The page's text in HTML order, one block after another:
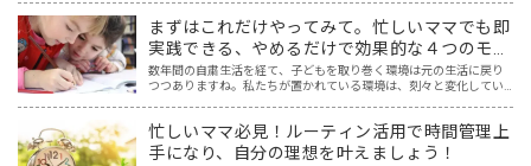
まずはこれだけやってみて。忙しいママでも即
実践できる、やめるだけで効果的な４つのモチ
ベーション対策
数年間の自粛生活を経て、子どもを取り巻く環境は元の生活に戻り
つつありますね。私たちが置かれている環境は、刻々と変化してい
忙しいママ必見！ルーティン活用で時間管理上
手になり、自分の理想を叶えましょう！